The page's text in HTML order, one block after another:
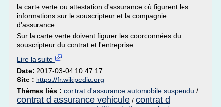
la carte verte ou attestation d'assurance où figurent les
informations sur le souscripteur et la compagnie
d'assurance.
Sur la carte verte doivent figurer les coordonnées du
souscripteur du contrat et l'entreprise...
Lire la suite
Date: 2017-03-04 10:47:17
Site : https://fr.wikipedia.org
Thèmes liés : contrat d'assurance automobile suspendu /
contrat d assurance vehicule / contrat d